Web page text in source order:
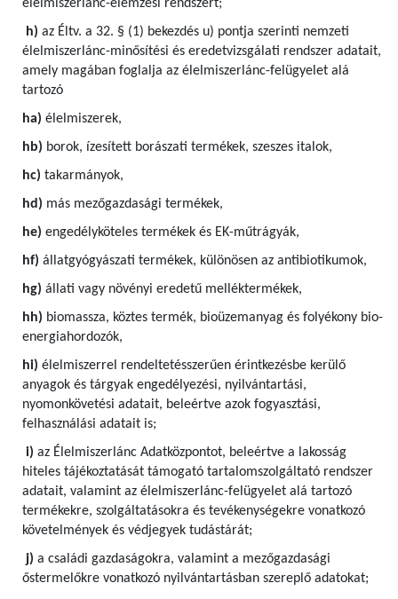
élelmiszerlánc-elemzési rendszert;
h) az Éltv. a 32. § (1) bekezdés u) pontja szerinti nemzeti
élelmiszerlánc-minősítési és eredetvizsgálati rendszer adatait,
amely magában foglalja az élelmiszerlánc-felügyelet alá
tartozó
ha) élelmiszerek,
hb) borok, ízesített borászati termékek, szeszes italok,
hc) takarmányok,
hd) más mezőgazdasági termékek,
he) engedélyköteles termékek és EK-műtrágyák,
hf) állatgyógyászati termékek, különösen az antibiotikumok,
hg) állati vagy növényi eredetű melléktermékek,
hh) biomassza, köztes termék, bioüzemanyag és folyékony bio-
energiahordozók,
hi) élelmiszerrel rendeltetésszerűen érintkezésbe kerülő
anyagok és tárgyak engedélyezési, nyilvántartási,
nyomonkövetési adatait, beleértve azok fogyasztási,
felhasználási adatait is;
i) az Élelmiszerlánc Adatközpontot, beleértve a lakosság
hiteles tájékoztatását támogató tartalomszolgáltató rendszer
adatait, valamint az élelmiszerlánc-felügyelet alá tartozó
termékekre, szolgáltatásokra és tevékenységekre vonatkozó
követelmények és védjegyek tudástárát;
j) a családi gazdaságokra, valamint a mezőgazdasági
őstermelőkre vonatkozó nyilvántartásban szereplő adatokat;